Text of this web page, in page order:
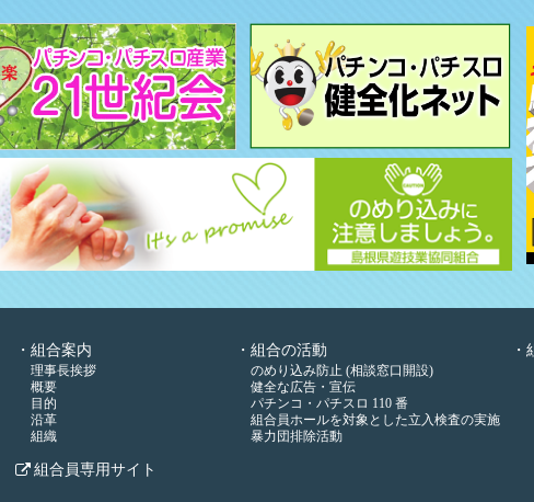
組合案内
理事長挨拶
概要
目的
沿革
組織
組合の活動
のめり込み防止 (相談窓口開設)
健全な広告・宣伝
パチンコ・パチスロ 110 番
組合員ホールを対象とした立入検査の実施
暴力団排除活動
組合員専用サイト